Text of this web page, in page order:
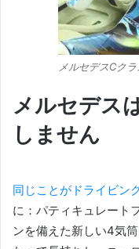
メルセデスCクラ
メルセデス
しません
同じことがドライビン
に：パティキュレート
ンを備えた新しい4気